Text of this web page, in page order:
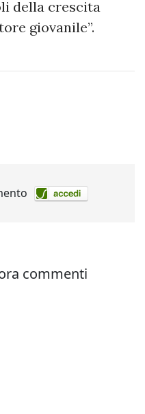
della crescita
giovanile”.